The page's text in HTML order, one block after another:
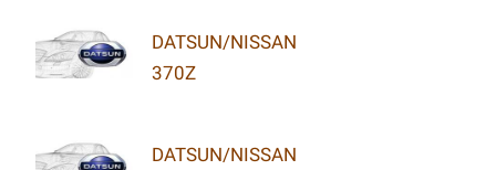
DATSUN/NISSAN
370Z
DATSUN/NISSAN